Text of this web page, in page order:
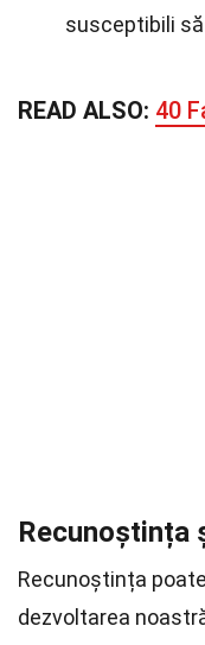
susceptibili
READ ALSO: 40
Recunoștința
Recunoștința
dezvoltarea